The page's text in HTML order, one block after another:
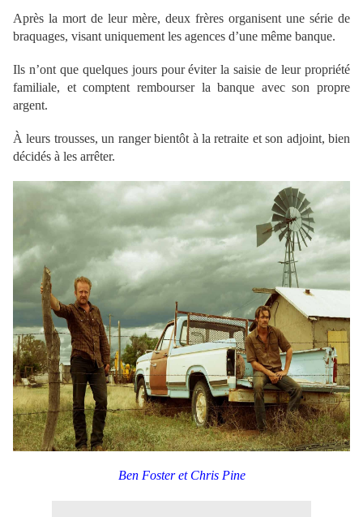
Après la mort de leur mère, deux frères organisent une série de
braquages, visant uniquement les agences d’une même banque.
Ils n’ont que quelques jours pour éviter la saisie de leur propriété
familiale, et comptent rembourser la banque avec son propre
argent.
À leurs trousses, un ranger bientôt à la retraite et son adjoint, bien
décidés à les arrêter.
Ben Foster et Chris Pine